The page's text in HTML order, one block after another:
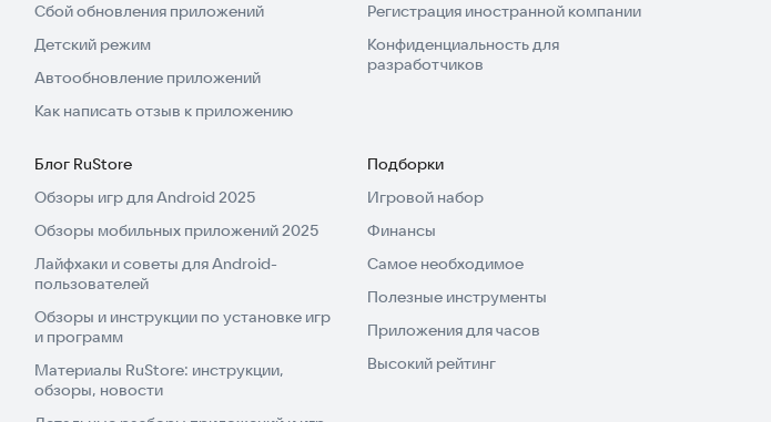
Сбой обновления приложений
Детский режим
Автообновление приложений
Как написать отзыв к приложению
Регистрация иностранной компании
Конфиденциальность для
разработчиков
Блог RuStore
Обзоры игр для Android 2025
Обзоры мобильных приложений 2025
Лайфхаки и советы для Android-
пользователей
Обзоры и инструкции по установке игр
и программ
Материалы RuStore: инструкции,
обзоры, новости
Подборки
Игровой набор
Финансы
Самое необходимое
Полезные инструменты
Приложения для часов
Высокий рейтинг